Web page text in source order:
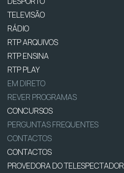
TELEVISÃO
RÁDIO
RTP ARQUIVOS
RTP ENSINA
RTP PLAY
EM DIRETO
REVER PROGRAMAS
CONCURSOS
PERGUNTAS FREQUENTES
CONTACTOS
CONTACTOS
PROVEDORA DO TELESPECTADOR